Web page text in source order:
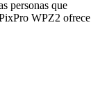
personas que
WPZ2 ofrece